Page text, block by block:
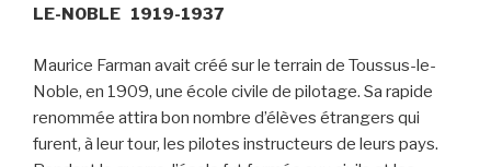
LE-NOBLE 1919-1937
Maurice Farman avait créé sur le terrain de Toussus-le-
Noble, en 1909, une école civile de pilotage. Sa rapide
renommée attira bon nombre d’élèves étrangers qui
furent, à leur tour, les pilotes instructeurs de leurs pays.